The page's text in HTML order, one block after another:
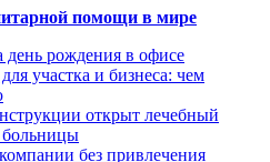
помощи в мире
день рождения в офисе
участка и бизнеса: чем
открыт лечебный
без привлечения